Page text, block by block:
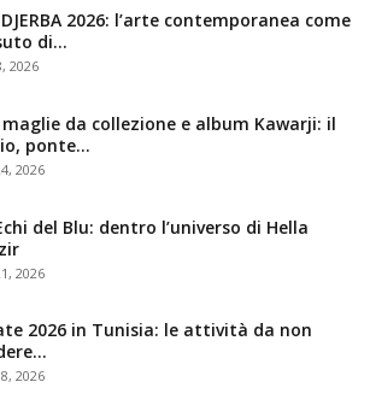
DJERBA 2026: l’arte contemporanea come
di…
2026
da collezione e album Kawarji: il
ponte…
2026
del Blu: dentro l’universo di Hella
2026
2026 in Tunisia: le attività da non
2026